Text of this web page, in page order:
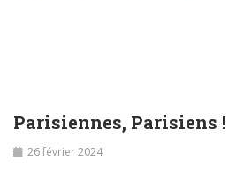
Parisiennes, Parisiens !
26 février 2024